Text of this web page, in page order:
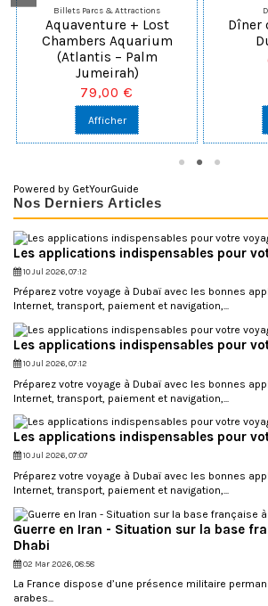
Billets Parcs & Attractions
Aquaventure + Lost
Chambers Aquarium
(Atlantis – Palm
Jumeirah)
79,00 €
Afficher
Dîner
Powered by GetYourGuide
Nos Derniers Articles
Les applications indispensables pour
10 Jul 2026, 07:12
Préparez votre voyage à Dubaï avec les bonnes
Internet, transport, paiement et navigation,...
Les applications indispensables pour
10 Jul 2026, 07:12
Préparez votre voyage à Dubaï avec les bonnes
Internet, transport, paiement et navigation,...
Les applications indispensables pour
10 Jul 2026, 07:07
Préparez votre voyage à Dubaï avec les bonnes
Internet, transport, paiement et navigation,...
Guerre en Iran - Situation sur la base
Dhabi
02 Mar 2026, 08:58
La France dispose d’une présence militaire
arabes...